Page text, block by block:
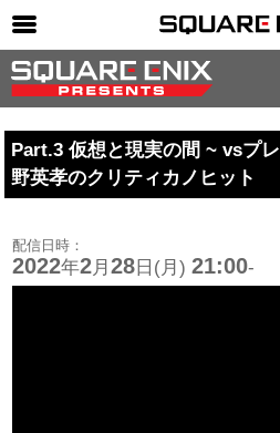
SQUARE ENIX 公式サイト
マガジン＆ブックス
ミュージック
グッズ
ストア
Part.3 仮想と現実の間 ~ vsプ
野英孝のクリティカノヒット
配信日時：
2022年2月28 日(月)21:00-